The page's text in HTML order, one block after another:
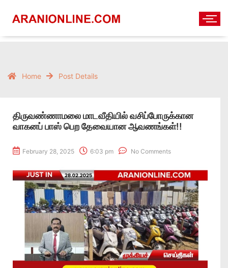
Home Post Details
திருவண்ணாமலை மாடவீதியில் வசிப்போருக்கான
வாகனப் பாஸ் பெற தேவையான ஆவணங்கள்!!
February 28, 2025 6:03 pm No Comments